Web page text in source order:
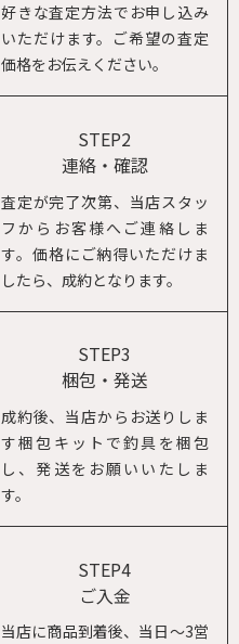
好きな査定方法でお申し込み
いただけます。ご希望の査定
価格をお伝えください。
STEP2
連絡・確認
査定が完了次第、当店スタッ
フからお客様へご連絡しま
す。価格にご納得いただけま
したら、成約となります。
STEP3
梱包・発送
成約後、当店からお送りしま
す梱包キットで釣具を梱包
し、発送をお願いいたしま
す。
STEP4
ご入金
当店に商品到着後、当日～3営